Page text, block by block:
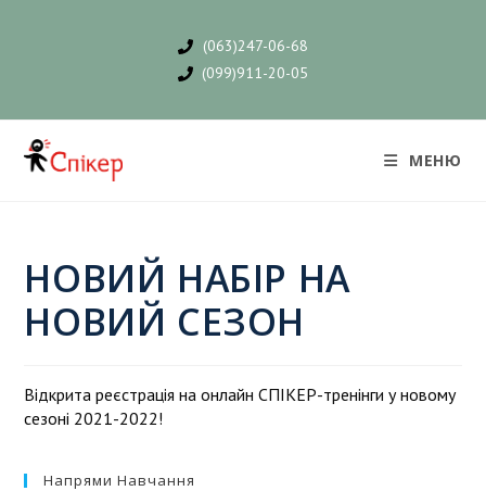
(063)247-06-68
(099)911-20-05
МЕНЮ
НОВИЙ НАБІР НА
НОВИЙ СЕЗОН
Відкрита реєстрація на онлайн СПІКЕР-тренінги у новому
сезоні 2021-2022!
Напрями Навчання